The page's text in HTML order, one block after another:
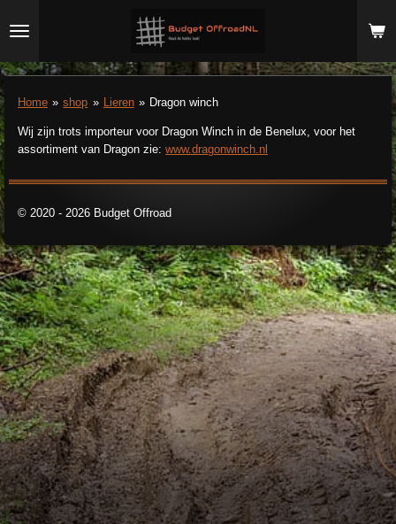
direct
de
Home » shop » Lieren » Dragon winch
Wij zijn trots importeur voor Dragon Winch in de Benelux, voor het
assortiment van Dragon zie: www.dragonwinch.nl
© 2020 - 2026 Budget Offroad